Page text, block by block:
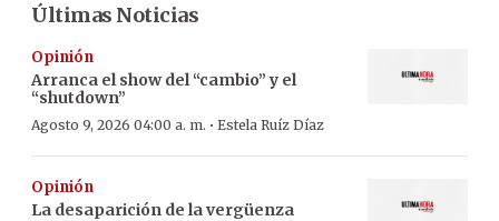
Últimas Noticias
Opinión
Arranca el show del “cambio” y el
“shutdown”
Agosto 9, 2026 04:00 a. m. · Estela Ruíz Díaz
Opinión
La desaparición de la vergüenza